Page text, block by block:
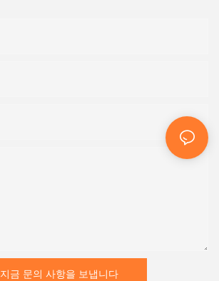
지금 문의 사항을 보냅니다